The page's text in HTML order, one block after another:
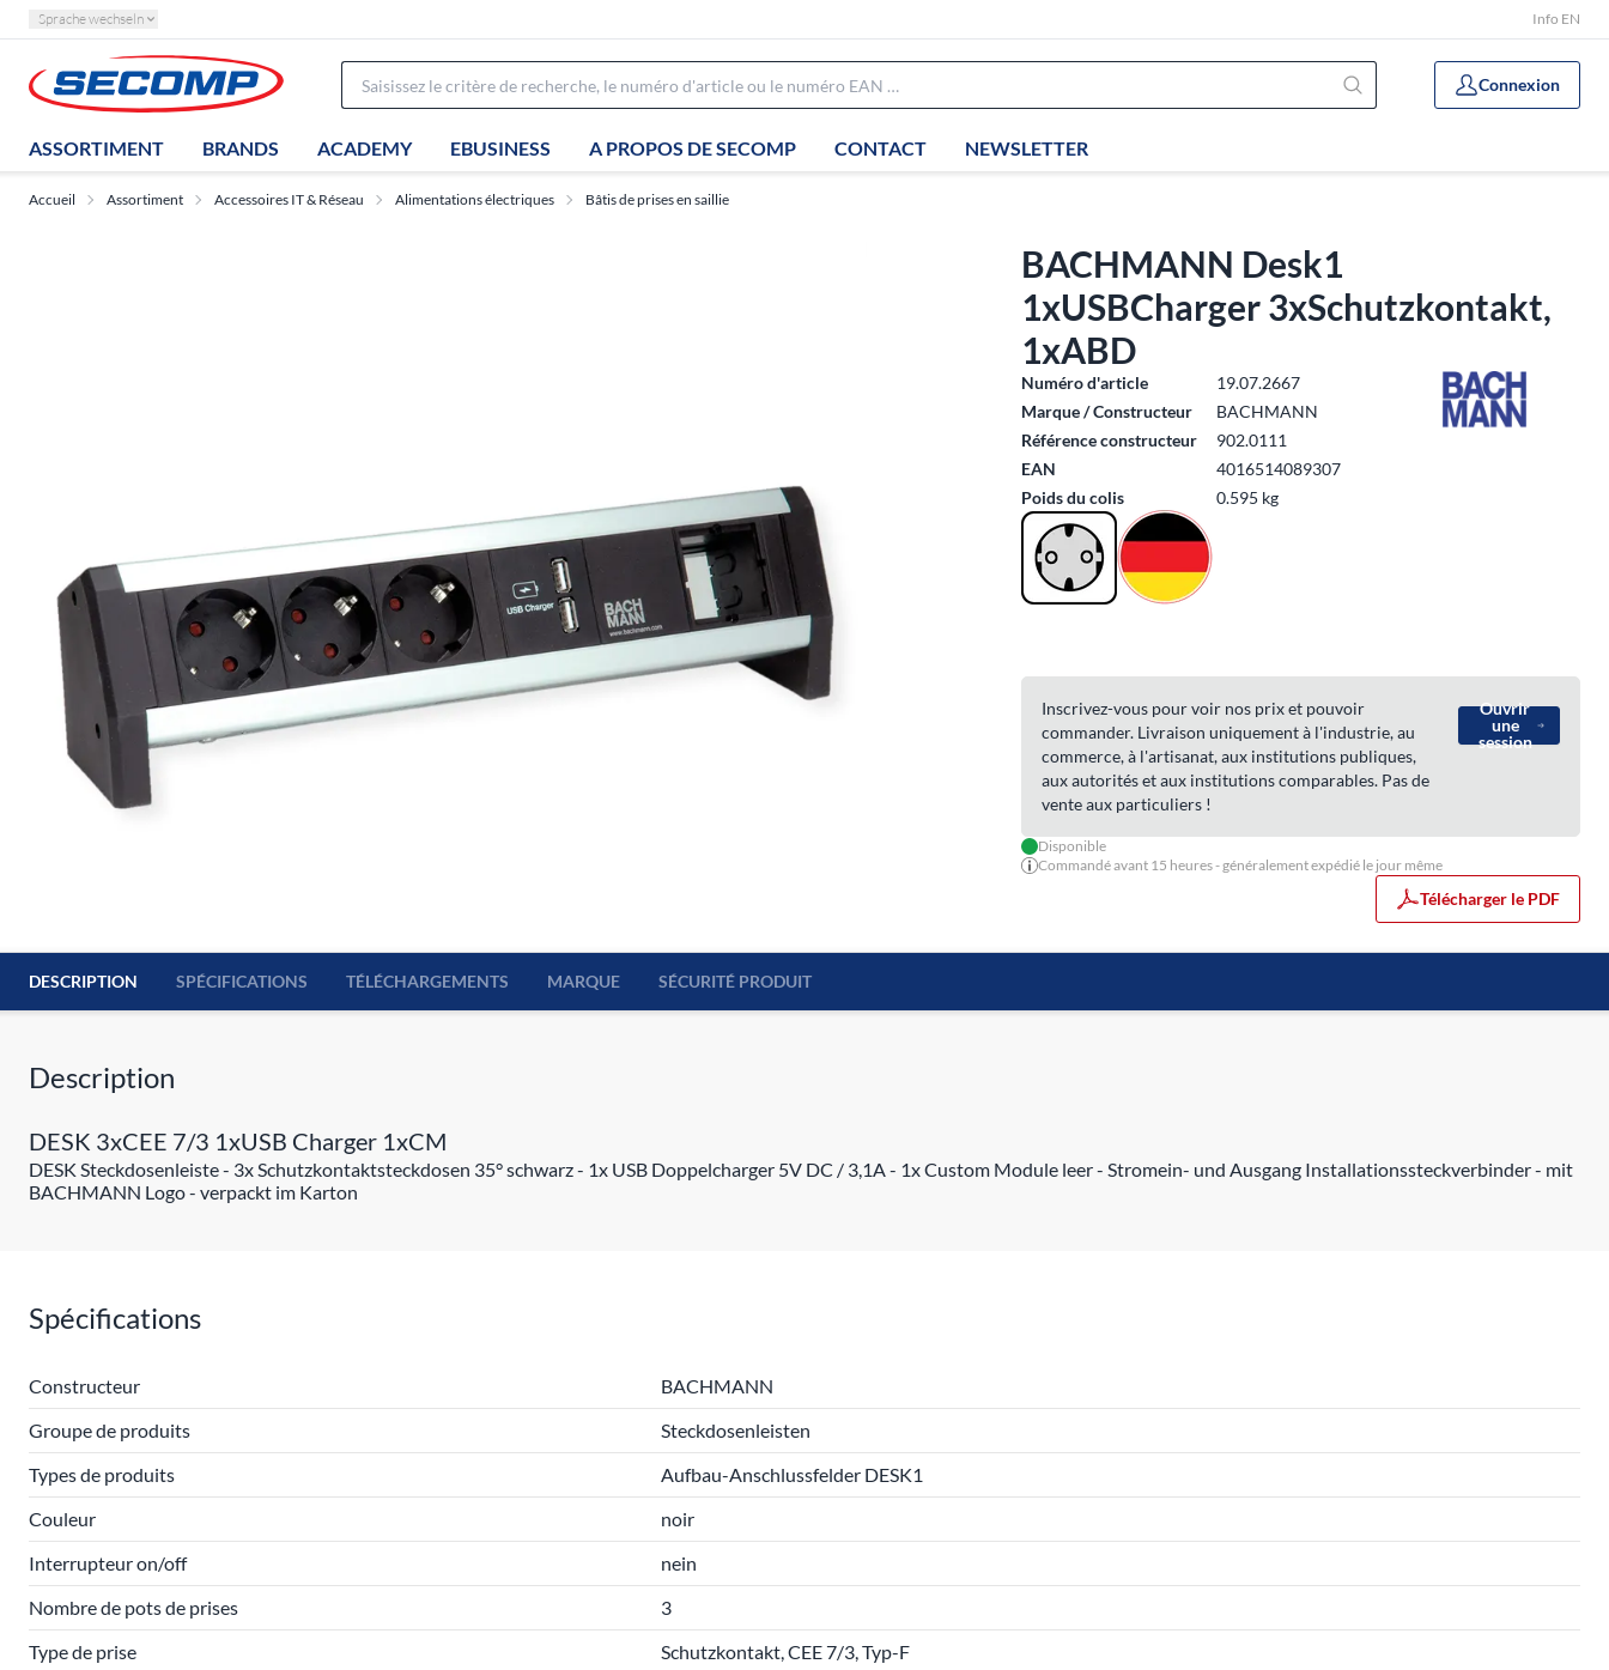
Sprache wechseln Info EN
Connexion
ASSORTIMENT BRANDS ACADEMY EBUSINESS A PROPOS DE SECOMP CONTACT NEWSLETTER
Accueil Assortiment Accessoires IT & Réseau Alimentations électriques Bâtis de prises en saillie
BACHMANN Desk1
1xUSBCharger 3xSchutzkontakt,
1xABD
Numéro d'article
19.07.2667
Marque / Constructeur
BACHMANN
Référence constructeur
902.0111
EAN
4016514089307
Poids du colis
0.595 kg
Inscrivez-vous pour voir nos prix et pouvoir
commander. Livraison uniquement à l'industrie, au
commerce, à l'artisanat, aux institutions publiques,
aux autorités et aux institutions comparables. Pas de
vente aux particuliers !
Ouvrir
une
session
Disponible
Commandé avant 15 heures - généralement expédié le jour même
Télécharger le PDF
DESCRIPTION SPÉCIFICATIONS TÉLÉCHARGEMENTS MARQUE SÉCURITÉ PRODUIT
Description
DESK 3xCEE 7/3 1xUSB Charger 1xCM
DESK Steckdosenleiste - 3x Schutzkontaktsteckdosen 35° schwarz - 1x USB Doppelcharger 5V DC / 3,1A - 1x Custom Module leer - Stromein- und Ausgang Installationssteckverbinder - mit
BACHMANN Logo - verpackt im Karton
Spécifications
Constructeur
BACHMANN
Groupe de produits
Steckdosenleisten
Types de produits
Aufbau-Anschlussfelder DESK1
Couleur
noir
Interrupteur on/off
nein
Nombre de pots de prises
3
Type de prise
Schutzkontakt, CEE 7/3, Typ-F